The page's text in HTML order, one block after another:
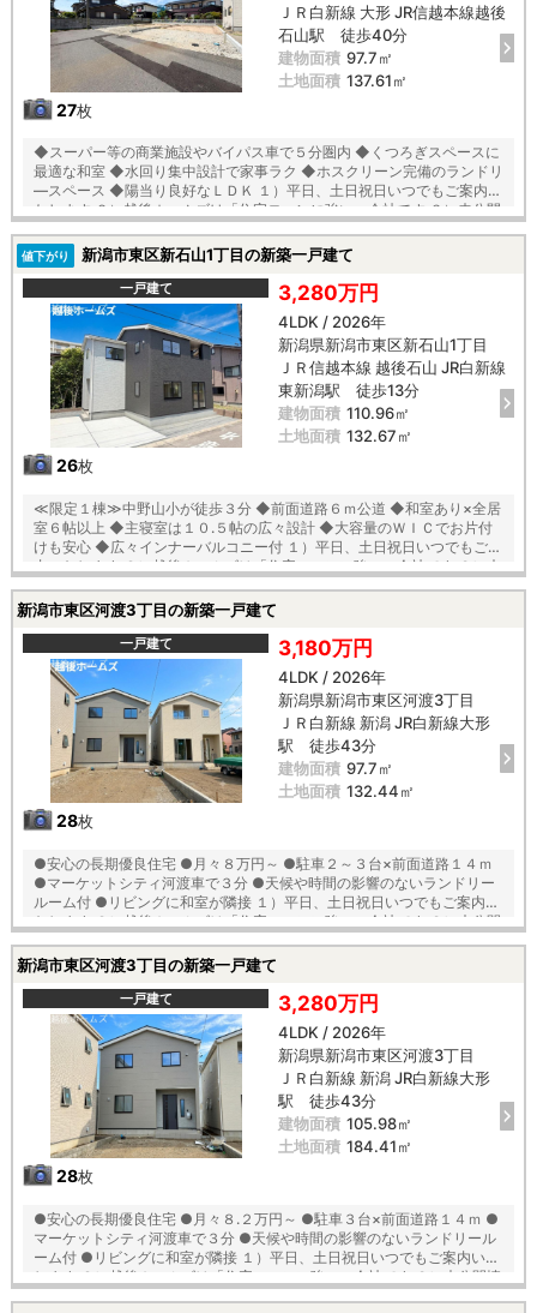
27枚
ＪＲ白新線 大形 JR信越本線越後
石山駅 徒歩40分
建物面積 97.7㎡
土地面積 137.61㎡
◆スーパー等の商業施設やバイパス車で５分圏内 ◆くつろぎスペースに
最適な和室 ◆水回り集中設計で家事ラク ◆ホスクリーン完備のランドリ
―スペース ◆陽当り良好なＬＤＫ １）平日、土日祝日いつでもご案内い
たします ２）越後ホームズは「住宅ローンに強い」会社です ３）未公開
キャンペーン実施中 ■自動洗浄機能付きの外壁サイディング ■地震に強
い「耐震等級３」の家！ ■厳しい第三者機関検査による「住宅性能評
価」W取得 ■「ベタ基礎」「地盤改良工事」実施 ■安心の建物１０年保
証（最大３５年まで延長可） ■年中無休のアフターサービスコールセン
ター設置 ■浴室乾燥機で天候に左右されずお洗濯が可能 【教育】 牡丹山
小学校 徒歩１７分 木戸中学校 徒歩１３分
値下がり 新潟市東区新石山1丁目の新築一戸建て
一戸建て
26枚
3,280万円
4LDK / 2026年
新潟県新潟市東区新石山1丁目
ＪＲ信越本線 越後石山 JR白新線
東新潟駅 徒歩13分
建物面積 110.96㎡
土地面積 132.67㎡
≪限定１棟≫中野山小が徒歩３分 ◆前面道路６ｍ公道 ◆和室あり×全居
室６帖以上 ◆主寝室は１０.５帖の広々設計 ◆大容量のＷＩＣでお片付
けも安心 ◆広々インナーバルコニー付 １）平日、土日祝日いつでもご案
内いたします ２）越後ホームズは「住宅ローンに強い」会社です ３）未
ントキャンペーン実施中 ■自動洗浄機能付きの外壁サイディング ■地震
に強い「耐震等級３」の家！ ■厳しい第三者機関検査による「住宅性能
評価」W取得 ■「ベタ基礎」「地盤改良工事」実施 ■安心の建物１０年
保証（最大３５年まで延長可） ■年中無休のアフターサービスコールセ
ンター設置 ■浴室乾燥機で天候に左右されずお洗濯が可能 【教育】 中野
山小学校 徒歩３分 石山中学校 徒歩２１分
新潟市東区河渡3丁目の新築一戸建て
一戸建て
28枚
3,180万円
4LDK / 2026年
新潟県新潟市東区河渡3丁目
ＪＲ白新線 新潟 JR白新線大形
駅 徒歩43分
建物面積 97.7㎡
土地面積 132.44㎡
●安心の長期優良住宅 ●月々８万円～ ●駐車２～３台×前面道路１４ｍ
●マーケットシティ河渡車で３分 ●天候や時間の影響のないランドリー
ルーム付 ●リビングに和室が隣接 １）平日、土日祝日いつでもご案内い
たします ２）越後ホームズは「住宅ローンに強い」会社です ３）未公開
キャンペーン実施中 ■自動洗浄機能付きの外壁サイディング ■地震に強
い「耐震等級３」の家！ ■厳しい第三者機関検査による「住宅性能評
価」W取得 ■「ベタ基礎」「地盤改良工事」実施 ■安心の建物１０年保
証（最大３５年まで延長可） ■年中無休のアフターサービスコールセン
ター設置 ■浴室乾燥機で天候に左右されずお洗濯が可能 【教育】 東山の
下小学校 徒歩１７分 藤見中学校 徒歩１４分
新潟市東区河渡3丁目の新築一戸建て
一戸建て
28枚
3,280万円
4LDK / 2026年
新潟県新潟市東区河渡3丁目
ＪＲ白新線 新潟 JR白新線大形
駅 徒歩43分
建物面積 105.98㎡
土地面積 184.41㎡
●安心の長期優良住宅 ●月々８.２万円～ ●駐車３台×前面道路１４ｍ ●
マーケットシティ河渡車で３分 ●天候や時間の影響のないランドリール
ーム付 ●リビングに和室が隣接 １）平日、土日祝日いつでもご案内いた
します ２）越後ホームズは「住宅ローンに強い」会社です ３）未公開情